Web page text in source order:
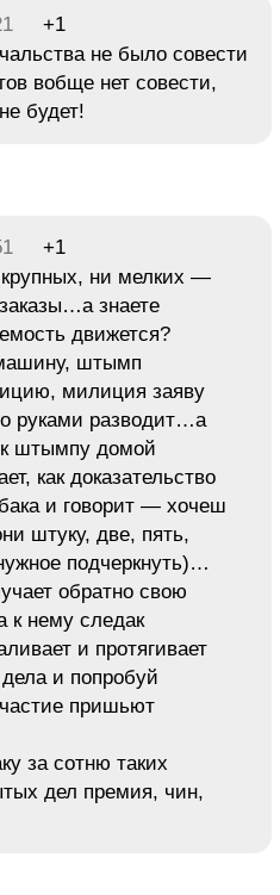
+1
не было совести
вобще нет совести,
будет!
+1
ни мелких —
знаете
движется?
штымп
милиция заяву
руками разводит…а
штымпу домой
как доказательство
и говорит — хочеш
штуку, две, пять,
подчеркнуть)…
обратно свою
к нему следак
и протягивает
и попробуй
пришьют
за сотню таких
дел премия, чин,